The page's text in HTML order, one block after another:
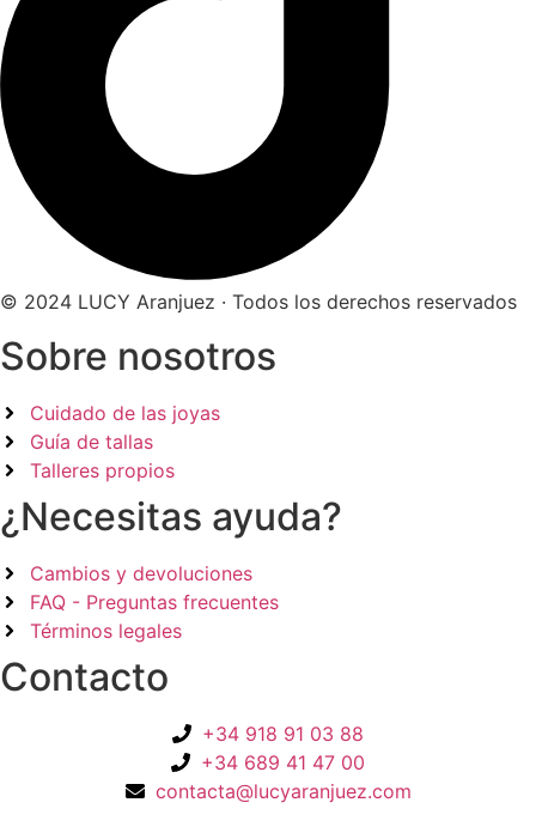
© 2024 LUCY Aranjuez · Todos los derechos reservados
Sobre nosotros
Cuidado de las joyas
Guía de tallas
Talleres propios
¿Necesitas ayuda?
Cambios y devoluciones
FAQ - Preguntas frecuentes
Términos legales
Contacto
+34 918 91 03 88
+34 689 41 47 00
contacta@lucyaranjuez.com